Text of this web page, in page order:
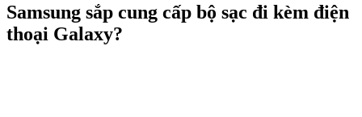
Samsung sắp cung cấp bộ sạc đi kèm điện
thoại Galaxy?